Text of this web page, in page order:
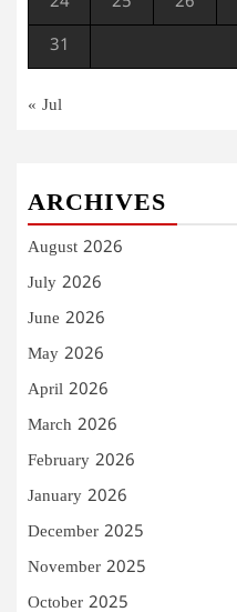
31
« Jul
ARCHIVES
August 2026
July 2026
June 2026
May 2026
April 2026
March 2026
February 2026
January 2026
December 2025
November 2025
October 2025